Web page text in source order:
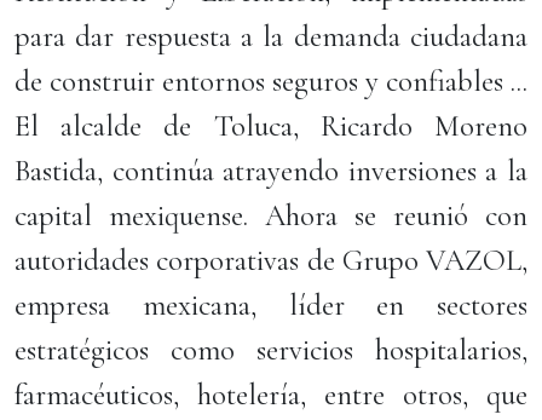
para dar respuesta a la demanda ciudadana
de construir entornos seguros y confiables ...
El alcalde de Toluca, Ricardo Moreno
Bastida, continúa atrayendo inversiones a la
capital mexiquense. Ahora se reunió con
autoridades corporativas de Grupo VAZOL,
empresa mexicana, líder en sectores
estratégicos como servicios hospitalarios,
farmacéuticos, hotelería, entre otros, que